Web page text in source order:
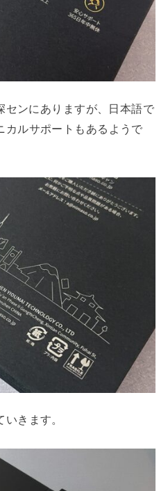
センにありますが、日本語で
カルサポートもあるようで
きます。